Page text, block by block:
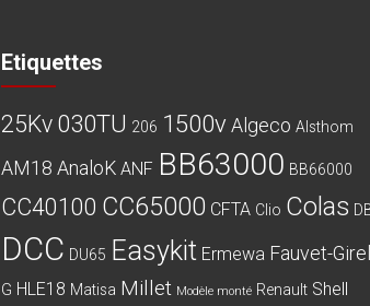
sur
la
du
Etiquettes
25Kv 030TU 206 1500v Algeco Alsthom
AM18 AnaloK ANF BB63000 BB66000
CC40100 CC65000 CFTA Clio Colas
DCC DU65 Easykit Ermewa Fauvet-Girel
G HLE18 Matisa Millet Modèle monté Renault Shell